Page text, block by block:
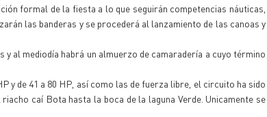
formal de la fiesta a lo que seguirán competencias náuticas,
las banderas y se procederá al lanzamiento de las canoas y
al mediodía habrá un almuerzo de camaradería a cuyo término
y de 41 a 80 HP, así como las de fuerza libre, el circuito ha sido
caí Bota hasta la boca de la laguna Verde. Unicamente se